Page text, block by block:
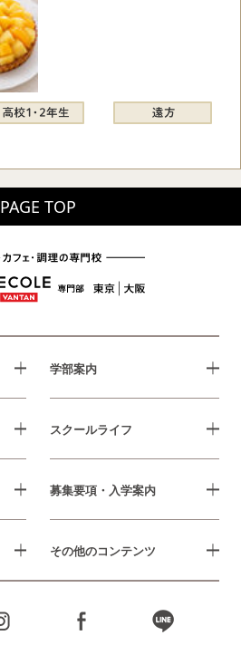
PAGE TOP
学部案内
スクールライフ
募集要項・入学案内
その他のコンテンツ